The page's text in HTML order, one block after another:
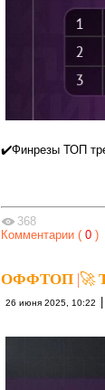
✔️Финрезы ТОП
368
Комментарии ( 0 )
ОФФТОП |🚀
26 июня 2025, 10:22